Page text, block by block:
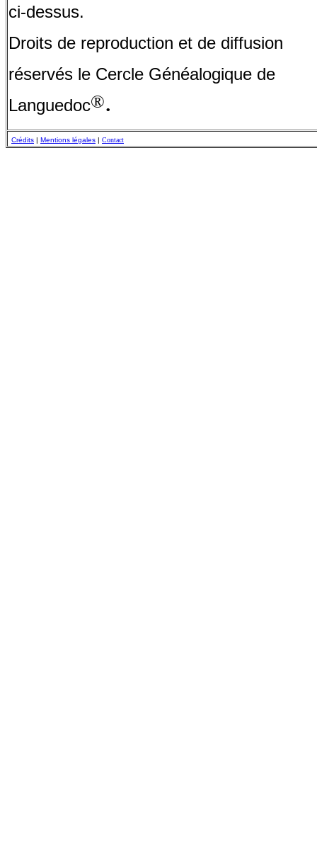
ci-dessus.
Droits de reproduction et de diffusion
réservés le Cercle Généalogique de
Languedoc®.
Crédits Mentions légales Contact